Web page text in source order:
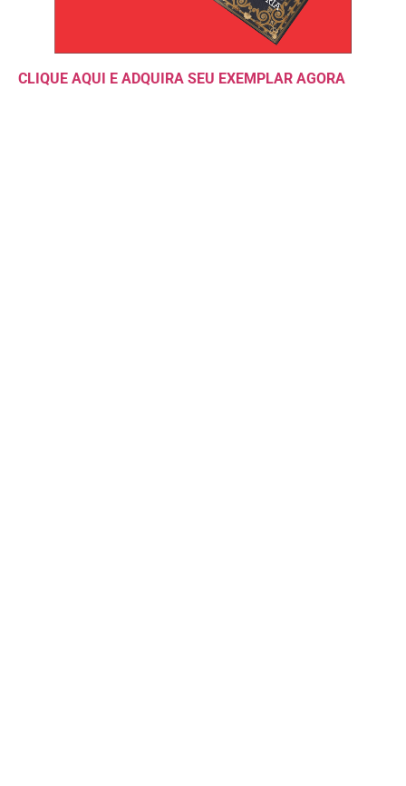
CLIQUE AQUI E ADQUIRA SEU EXEMPLAR AGORA